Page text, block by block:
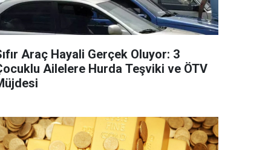
Araç Hayali Gerçek Oluyor: 3
Ailelere Hurda Teşviki ve ÖTV